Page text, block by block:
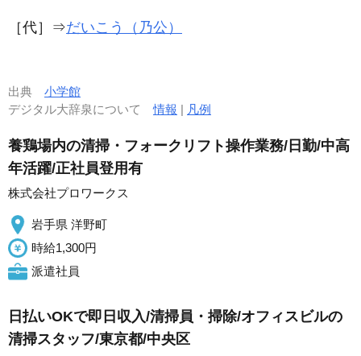
［代］ ⇒だいこう（乃公）
出典 小学館
デジタル大辞泉について情報 | 凡例
養鶏場内の清掃・フォークリフト操作業務/日勤/中高
年活躍/正社員登用有
株式会社プロワークス
岩手県 洋野町
時給1,300円
派遣社員
日払いOKで即日収入/清掃員・掃除/オフィスビルの
清掃スタッフ/東京都/中央区